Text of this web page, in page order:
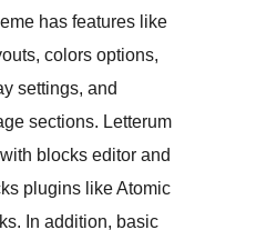
has features like
colors options,
settings, and
sections. Letterum
blocks editor and
plugins like Atomic
In addition, basic